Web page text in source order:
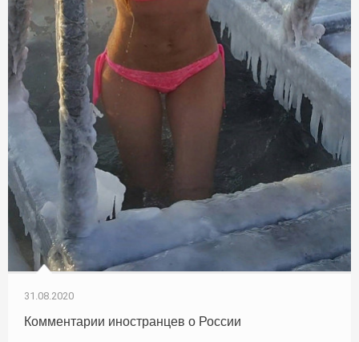
31.08.2020
Комментарии иностранцев о России